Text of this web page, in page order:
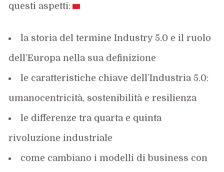
questi aspetti:
la storia del termine Industry 5.0 e il ruolo
dell’Europa nella sua definizione
le caratteristiche chiave dell’Industria 5.0:
umanocentricità, sostenibilità e resilienza
le differenze tra quarta e quinta
rivoluzione industriale
come cambiano i modelli di business con